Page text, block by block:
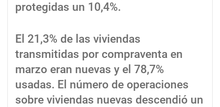
protegidas un 10,4%.
El 21,3% de las viviendas
transmitidas por compraventa en
marzo eran nuevas y el 78,7%
usadas. El número de operaciones
sobre viviendas nuevas descendió un